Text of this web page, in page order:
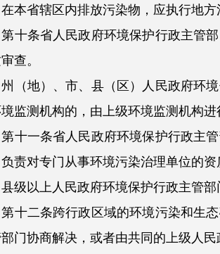
省辖区内排放污染物，应执行地方
条省人民政府环境保护行政主管部
查。
地）、市、县（区）人民政府环境
监测机构的，由上级环境监测机构
一条省人民政府环境保护行政主管
责对专门从事环境污染治理单位的资
以上人民政府环境保护行政主管部
二条跨行政区域的环境污染和生态
门协商解决，或者由共同的上级人